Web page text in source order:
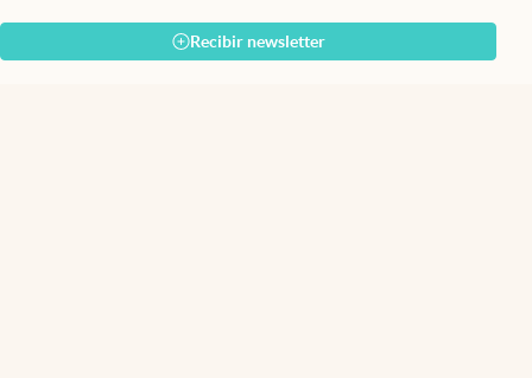
Recibir newsletter